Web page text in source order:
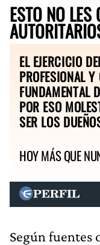
ESTO NO LES
EL EJERCICIO
PROFESIONAL
FUNDAMENTAL
POR ESO
SER LOS
HOY MÁS QUE
Según fuentes